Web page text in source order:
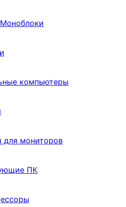
компьютеры
для мониторов
ПК